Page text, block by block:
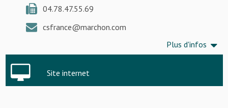
04.78.47.55.69
csfrance@marchon.com
Plus d'infos
Site internet